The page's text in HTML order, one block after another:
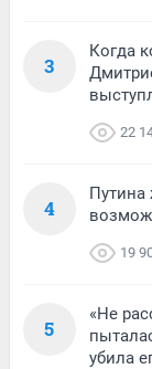
3
Когда
22
4
Путина
19
5
«Не
убила